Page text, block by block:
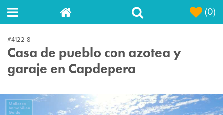
(0)
#4122-8
Casa de pueblo con azotea y
garaje en Capdepera